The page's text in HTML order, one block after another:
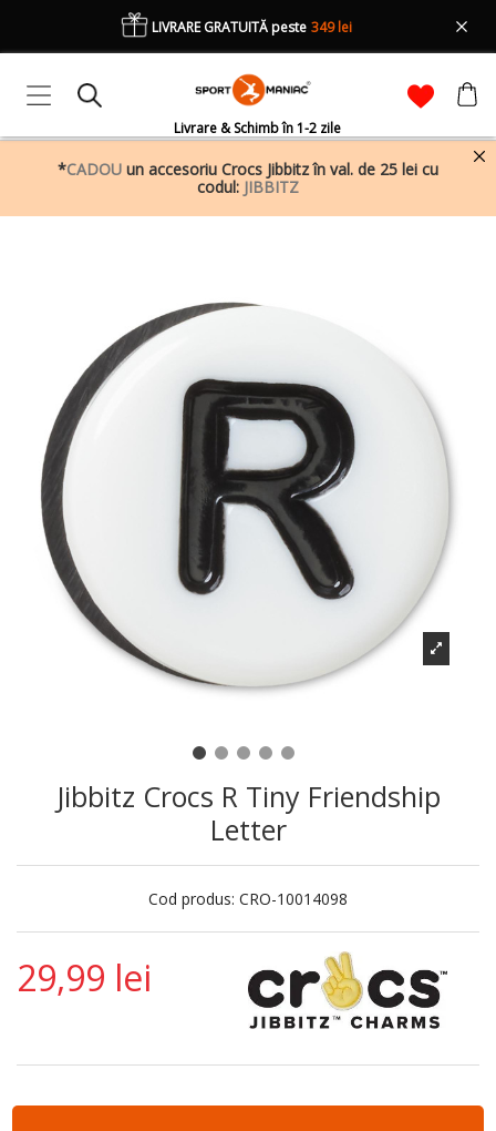
Livrare & Schimb în 1-2 zile
LIVRARE GRATUITĂ peste 349 lei
*CADOU un accesoriu Crocs Jibbitz în val. de 25 lei cu
codul: JIBBITZ
Jibbitz Crocs R Tiny Friendship
Letter
Cod produs: CRO-10014098
29,99 lei